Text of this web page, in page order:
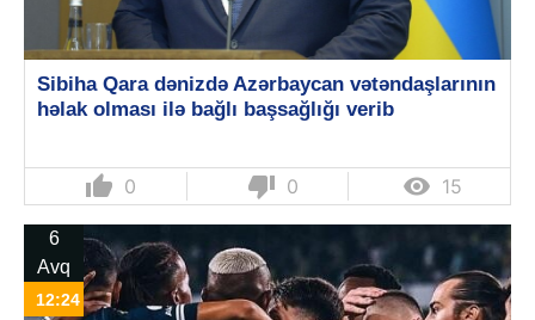
Sibiha Qara dənizdə Azərbaycan vətəndaşlarının
həlak olması ilə bağlı başsağlığı verib
thumb_up 0 thumb_down 0  15
6
Avq
12:24